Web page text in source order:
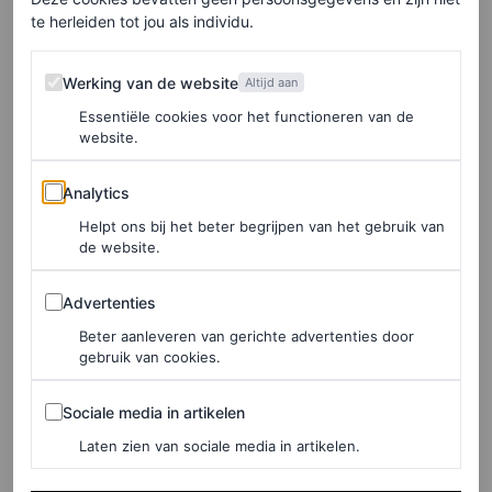
Beweging en voeding
Licht is de belangrijkste
ritme, maar andere signalen, zoals fysieke activiteit en
maaltijden, spelen ook een rol. Studies tonen aan dat ze
bijna net zoveel invloed hebben als blootstelling aan
ochtendworkout slaperigheid vermindert, terwijl
ontbijten de algehele alertheid verbetert.
Consistentie is cruciaal; houd je dagelijkse slaap- en
waaktijden aan, zelfs in het weekend, om je interne klok
te resetten. Stem maaltijden, beweging en activiteiten af
te herleiden tot jou als individu.
Werking van de website
Werking van de website Altijd aan
Essentiële cookies voor het functioneren van de
website.
Analytics
Analytics
Helpt ons bij het beter begrijpen van het gebruik van
de website.
Advertenties
Advertenties
Beter aanleveren van gerichte advertenties door
gebruik van cookies.
Sociale media in artikelen
Sociale media in artikelen
Laten zien van sociale media in artikelen.